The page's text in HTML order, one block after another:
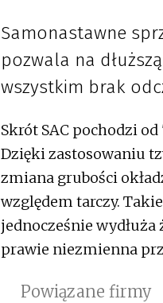
Samonastawne
pozwala na
wszystkim brak
Skrót SAC pochodzi
Dzięki zastosowaniu
zmiana grubości
względem tarczy.
jednocześnie wydłuża
prawie niezmienna
Powiązane firmy